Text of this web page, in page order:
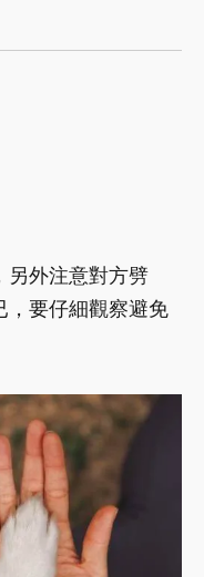
另外注意對方劈
，要仔細觀察避免